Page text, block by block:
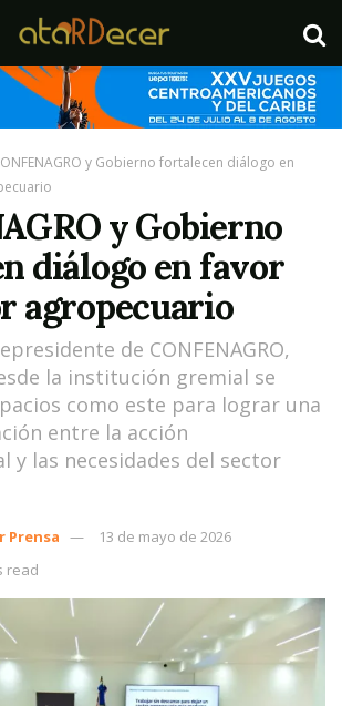
y Gobierno fortalecen diálogo en
y Gobierno
diálogo en favor
agropecuario
de CONFENAGRO,
la institución gremial se
como este para lograr una
entre la acción
y las necesidades del sector
Prensa
13 de mayo de 2026
read